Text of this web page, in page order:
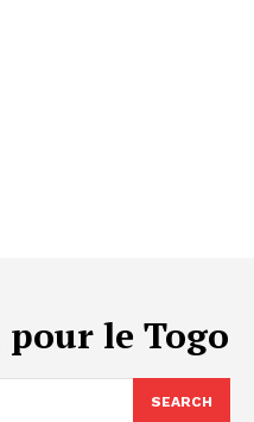
le Togo
SEARCH